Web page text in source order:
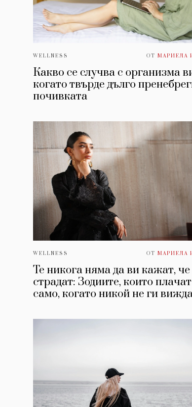
WELLNESS ОТМАРИЕЛА
Какво се случва с организма
когато твърде дълго
почивката
WELLNESS ОТМАРИЕЛА
Те никога няма да ви кажат, че
страдат: Зодиите, които плачат
само, когато никой не ги